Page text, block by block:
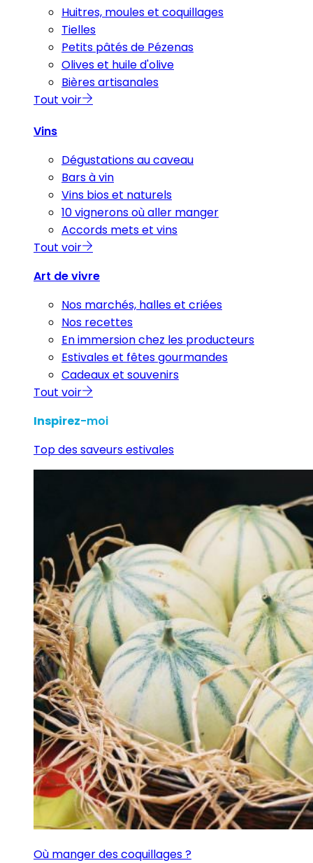
Huitres, moules et coquillages
Tielles
Petits pâtés de Pézenas
Olives et huile d'olive
Bières artisanales
Tout voir
Vins
Dégustations au caveau
Bars à vin
Vins bios et naturels
10 vignerons où aller manger
Accords mets et vins
Tout voir
Art de vivre
Nos marchés, halles et criées
Nos recettes
En immersion chez les producteurs
Estivales et fêtes gourmandes
Cadeaux et souvenirs
Tout voir
Inspirez-moi
Top des saveurs estivales
Où manger des coquillages ?